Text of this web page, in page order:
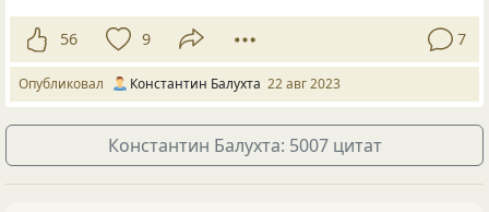
56 9 7
Опубликовал Константин Балухта 22 авг 2023
Константин Балухта: 5007 цитат